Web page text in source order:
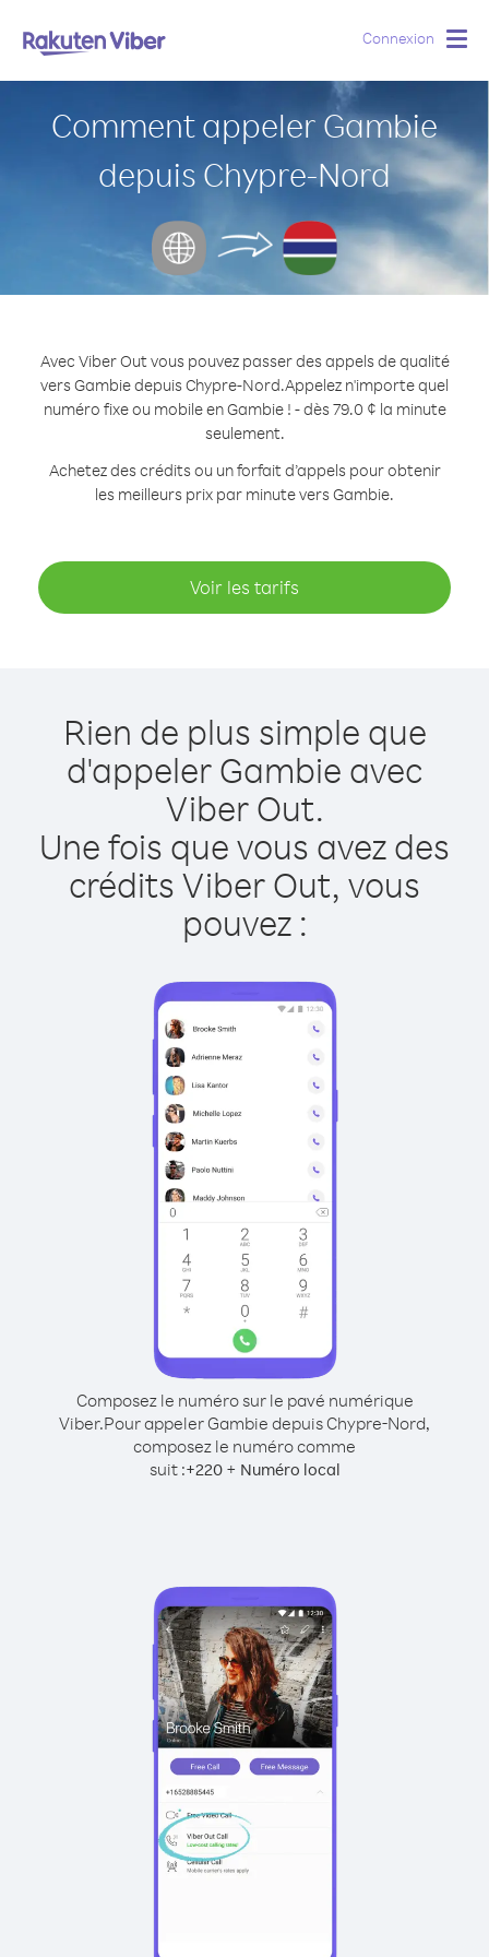
Connexion
Comment appeler Gambie
depuis Chypre-Nord
Avec Viber Out vous pouvez passer des appels de qualité
vers Gambie depuis Chypre-Nord.Appelez n'importe quel
numéro fixe ou mobile en Gambie ! - dès 79.0 ¢ la minute
seulement.
Achetez des crédits ou un forfait d’appels pour obtenir
les meilleurs prix par minute vers Gambie.
Voir les tarifs
Rien de plus simple que
d'appeler Gambie avec
Viber Out.
Une fois que vous avez des
crédits Viber Out, vous
pouvez :
Composez le numéro sur le pavé numérique
Viber.Pour appeler Gambie depuis Chypre-Nord,
composez le numéro comme
suit :+220+ Numéro local